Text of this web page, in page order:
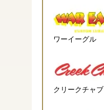
ワーイーグル
クリークチャブ